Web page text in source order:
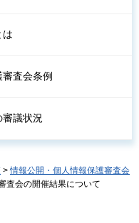
は
査会条例
審議状況
>情報公開・個人情報保護審査会
査会の開催結果について